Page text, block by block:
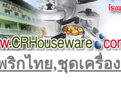
กไทย,ชุดเครื่อ